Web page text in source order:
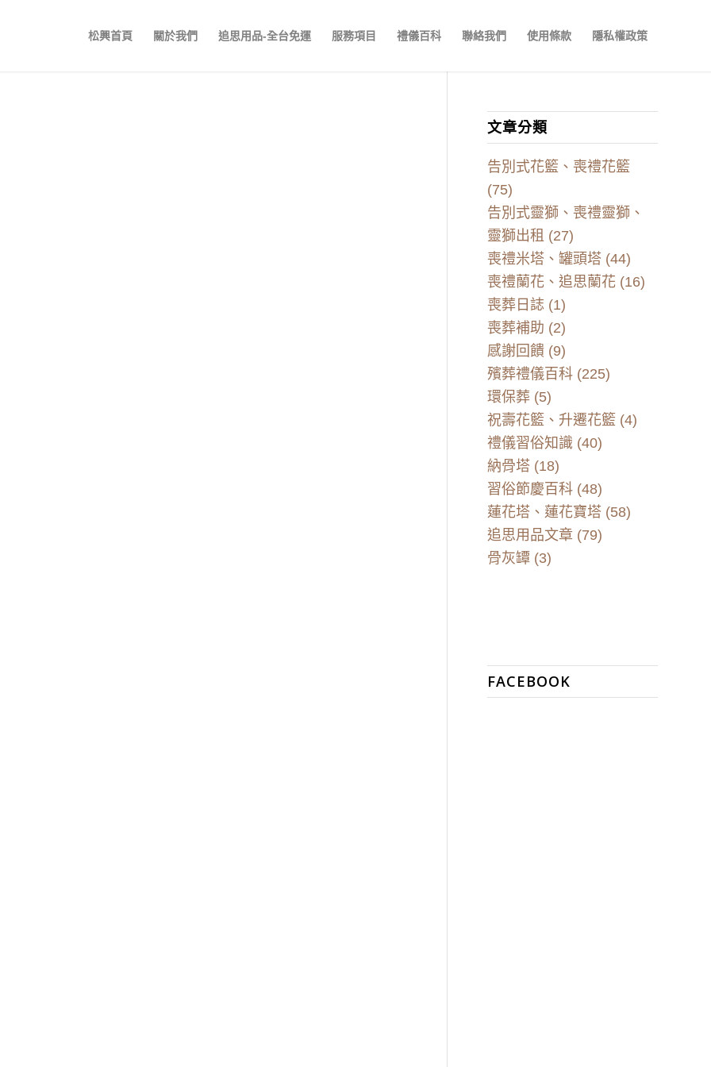
松興首頁 關於我們 追思用品-全台免運 服務項目 禮儀百科 聯絡我們 使用條款 隱私權政策
文章分類
告別式花籃、喪禮花籃
(75)
告別式靈獅、喪禮靈獅、
靈獅出租 (27)
喪禮米塔、罐頭塔 (44)
喪禮蘭花、追思蘭花(16)
喪葬日誌 (1)
喪葬補助 (2)
感謝回饋(9)
殯葬禮儀百科(225)
環保葬(5)
祝壽花籃、升遷花籃 (4)
禮儀習俗知識 (40)
納骨塔 (18)
習俗節慶百科(48)
蓮花塔、蓮花寶塔 (58)
追思用品文章 (79)
骨灰罈(3)
FACEBOOK